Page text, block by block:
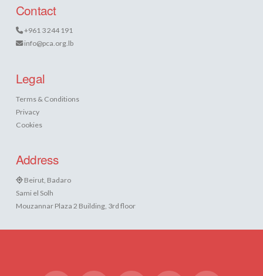
Contact
+961 3 244 191
info@pca.org.lb
Legal
Terms & Conditions
Privacy
Cookies
Address
Beirut, Badaro
Sami el Solh
Mouzannar Plaza 2 Building, 3rd floor